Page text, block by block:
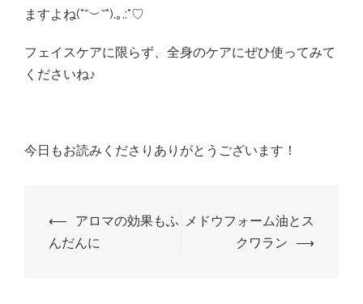
ますよね(*˘︶˘*).｡.:*♡
フェイスケアに限らず、全身のケアにぜひ使ってみて
くださいね♪
今日もお読みくださりありがとうございます！
投
稿
⟵
アロマの効果もふ
んだんに
メドウフォーム油とス
クワラン
⟶